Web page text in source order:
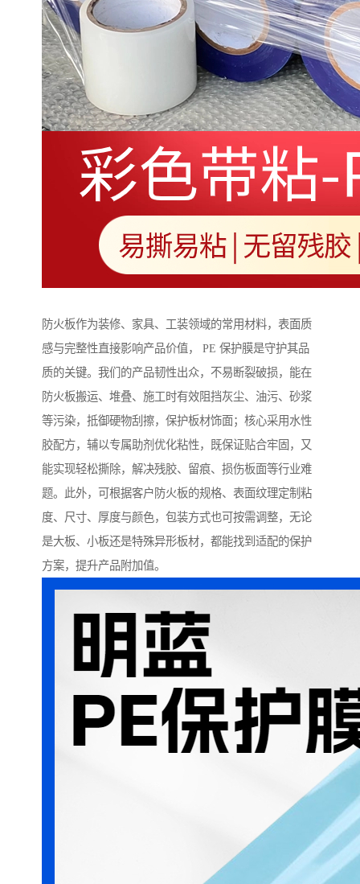
防火板作为装修、家具、工装领域的常用材料，表面质
感与完整性直接影响产品价值， PE 保护膜是守护其品
质的关键。我们的产品韧性出众，不易断裂破损，能在
防火板搬运、堆叠、施工时有效阻挡灰尘、油污、砂浆
等污染，抵御硬物刮擦，保护板材饰面；核心采用水性
胶配方，辅以专属助剂优化粘性，既保证贴合牢固，又
能实现轻松撕除，解决残胶、留痕、损伤板面等行业难
题。此外，可根据客户防火板的规格、表面纹理定制粘
度、尺寸、厚度与颜色，包装方式也可按需调整，无论
是大板、小板还是特殊异形板材，都能找到适配的保护
方案，提升产品附加值。